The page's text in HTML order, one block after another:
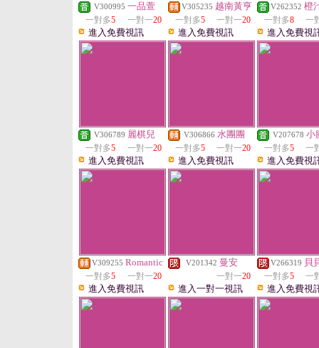
V300995 一品萱
一對多5 一對一20
進入免費視訊
V305235 越南黃亨
一對多5 一對一20
進入免費視訊
V262352 橙
一對多8 一
進入免費視
V306789 麗棋兒
一對多5 一對一20
進入免費視訊
V306866 水團團
一對多5 一對一20
進入免費視訊
V207678 小
一對多5 一
進入免費視
V309255 Romantic
一對多5 一對一20
進入免費視訊
V201342 曼安
一對一20
進入一對一視訊
V266319 貝
一對多5 一
進入免費視